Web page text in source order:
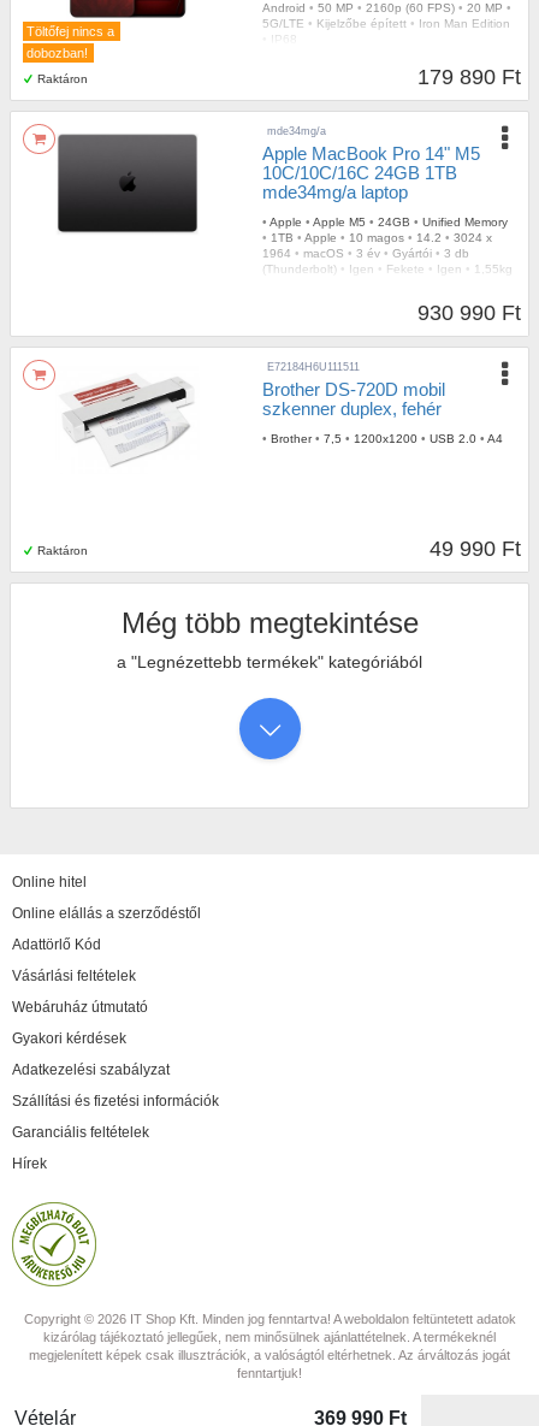
Töltőfej nincs a
dobozban!
Raktáron
Android • 50 MP • 2160p (60 FPS) • 20 MP •
5G/LTE • Kijelzőbe épített • Iron Man Edition
IP68
179 890 Ft
mde34mg/a
Apple MacBook Pro 14" M5
10C/10C/16C 24GB 1TB
mde34mg/a laptop
• Apple • Apple M5 • 24GB • Unified Memory
• 1TB • Apple • 10 magos • 14.2 • 3024 x
1964 • macOS • 3 év • Gyártói • 3 db
(Thunderbolt) • Igen • Fekete • Igen • 1,55kg
930 990 Ft
Raktáron
E72184H6U111511
Brother DS-720D mobil
szkenner duplex, fehér
• Brother • 7,5 • 1200x1200 • USB 2.0 • A4
49 990 Ft
Még több megtekintése
a "Legnézettebb termékek" kategóriából
Online hitel
Online elállás a szerződéstől
Adattörlő Kód
Vásárlási feltételek
Webáruház útmutató
Gyakori kérdések
Adatkezelési szabályzat
Szállítási és fizetési információk
Garanciális feltételek
Hírek
Copyright © 2026 IT Shop Kft. Minden jog fenntartva! A weboldalon feltüntetett adatok
kizárólag tájékoztató jellegűek, nem minősülnek ajánlattételnek. A termékeknél
megjelenített képek csak illusztrációk, a valóságtól eltérhetnek. Az árváltozás jogát
fenntartjuk!